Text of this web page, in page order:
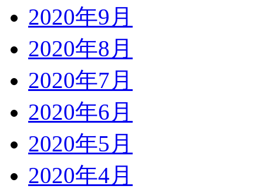
2020年9月
2020年8月
2020年7月
2020年6月
2020年5月
2020年4月